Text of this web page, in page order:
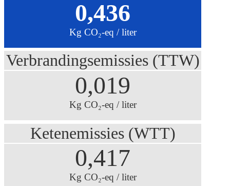
0,436
Kg CO₂-eq / liter
Verbrandingsemissies (TTW)
0,019
Kg CO₂-eq / liter
Ketenemissies (WTT)
0,417
Kg CO₂-eq / liter